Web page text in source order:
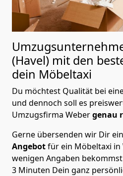
(Havel) mit den
dein Möbeltaxi
Du möchtest Qualität bei
und dennoch soll es
Umzugsfirma Webergenau
Gerne übersenden wir Dir ein
Angebotfür ein Möbeltaxi in
wenigen Angaben
3 Minuten Dein ganz